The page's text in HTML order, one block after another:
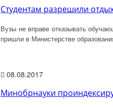
Студентам разрешили
Вузы не вправе отказывать
пришли в Министерстве
08.08.2017
Минобрнауки